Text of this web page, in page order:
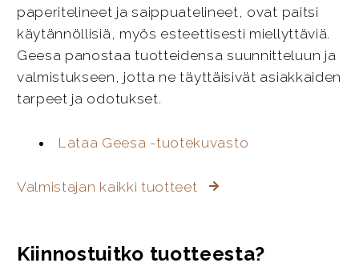
paperitelineet ja saippuatelineet, ovat paitsi
käytännöllisiä, myös esteettisesti miellyttäviä.
Geesa panostaa tuotteidensa suunnitteluun ja
valmistukseen, jotta ne täyttäisivät asiakkaiden
tarpeet ja odotukset.
Lataa Geesa -tuotekuvasto
Valmistajan kaikki tuotteet
Kiinnostuitko tuotteesta?